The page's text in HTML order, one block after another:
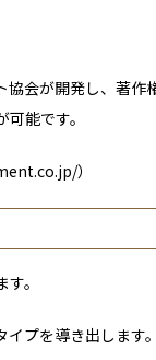
会が開発し、著作
能です。
）
。
プを導き出します。